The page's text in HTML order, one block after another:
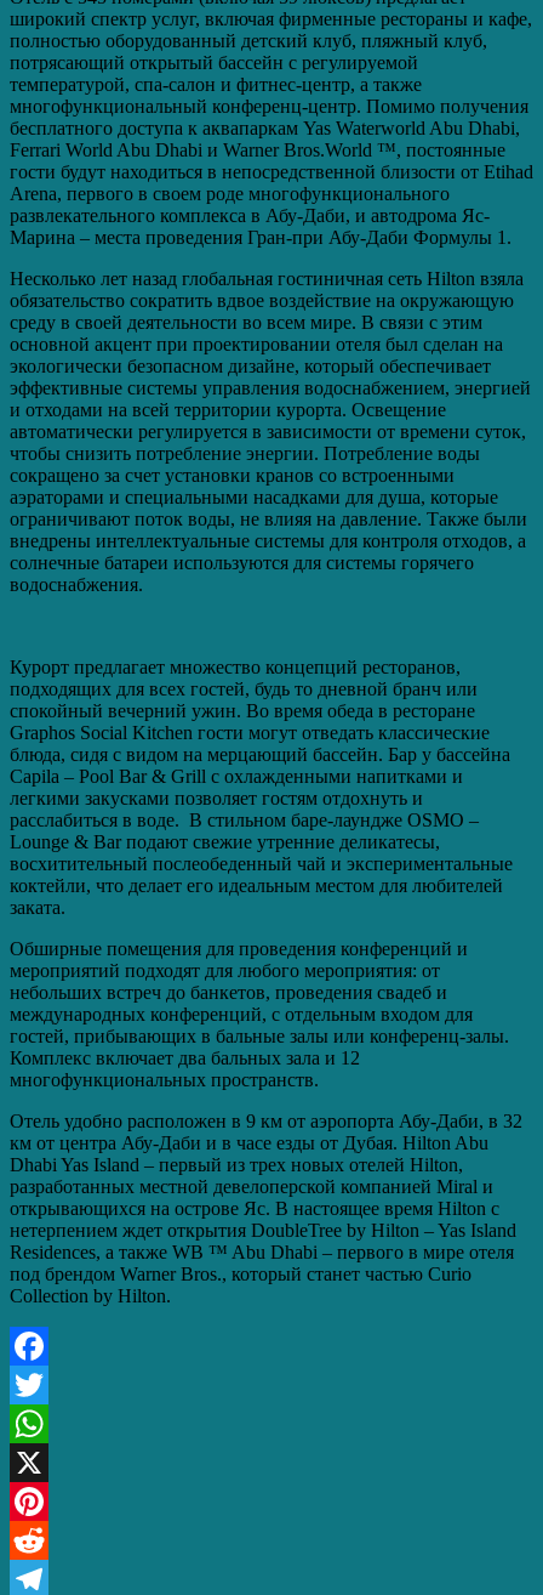
широкий спектр услуг, включая фирменные рестораны и кафе,
полностью оборудованный детский клуб, пляжный клуб,
потрясающий открытый бассейн с регулируемой
температурой, спа-салон и фитнес-центр, а также
многофункциональный конференц-центр. Помимо получения
бесплатного доступа к аквапаркам Yas Waterworld Abu Dhabi,
Ferrari World Abu Dhabi и Warner Bros.World ™, постоянные
гости будут находиться в непосредственной близости от Etihad
Arena, первого в своем роде многофункционального
развлекательного комплекса в Абу-Даби, и автодрома Яс-
Марина – места проведения Гран-при Абу-Даби Формулы 1.
Несколько лет назад глобальная гостиничная сеть Hilton взяла
обязательство сократить вдвое воздействие на окружающую
среду в своей деятельности во всем мире. В связи с этим
основной акцент при проектировании отеля был сделан на
экологически безопасном дизайне, который обеспечивает
эффективные системы управления водоснабжением, энергией
и отходами на всей территории курорта. Освещение
автоматически регулируется в зависимости от времени суток,
чтобы снизить потребление энергии. Потребление воды
сокращено за счет установки кранов со встроенными
аэраторами и специальными насадками для душа, которые
ограничивают поток воды, не влияя на давление. Также были
внедрены интеллектуальные системы для контроля отходов, а
солнечные батареи используются для системы горячего
водоснабжения.
Курорт предлагает множество концепций ресторанов,
подходящих для всех гостей, будь то дневной бранч или
спокойный вечерний ужин. Во время обеда в ресторане
Graphos Social Kitchen гости могут отведать классические
блюда, сидя с видом на мерцающий бассейн. Бар у бассейна
Capila – Pool Bar & Grill с охлажденными напитками и
легкими закусками позволяет гостям отдохнуть и
расслабиться в воде. В стильном баре-лаундже OSMO –
Lounge & Bar подают свежие утренние деликатесы,
восхитительный послеобеденный чай и экспериментальные
коктейли, что делает его идеальным местом для любителей
заката.
Обширные помещения для проведения конференций и
мероприятий подходят для любого мероприятия: от
небольших встреч до банкетов, проведения свадеб и
международных конференций, с отдельным входом для
гостей, прибывающих в бальные залы или конференц-залы.
Комплекс включает два бальных зала и 12
многофункциональных пространств.
Отель удобно расположен в 9 км от аэропорта Абу-Даби, в 32
км от центра Абу-Даби и в часе езды от Дубая. Hilton Abu
Dhabi Yas Island – первый из трех новых отелей Hilton,
разработанных местной девелоперской компанией Miral и
открывающихся на острове Яс. В настоящее время Hilton с
нетерпением ждет открытия DoubleTree by Hilton – Yas Island
Residences, а также WB ™ Abu Dhabi – первого в мире отеля
под брендом Warner Bros., который станет частью Curio
Collection by Hilton.
Facebook
Twitter
WhatsApp
X
Pinterest
Reddit